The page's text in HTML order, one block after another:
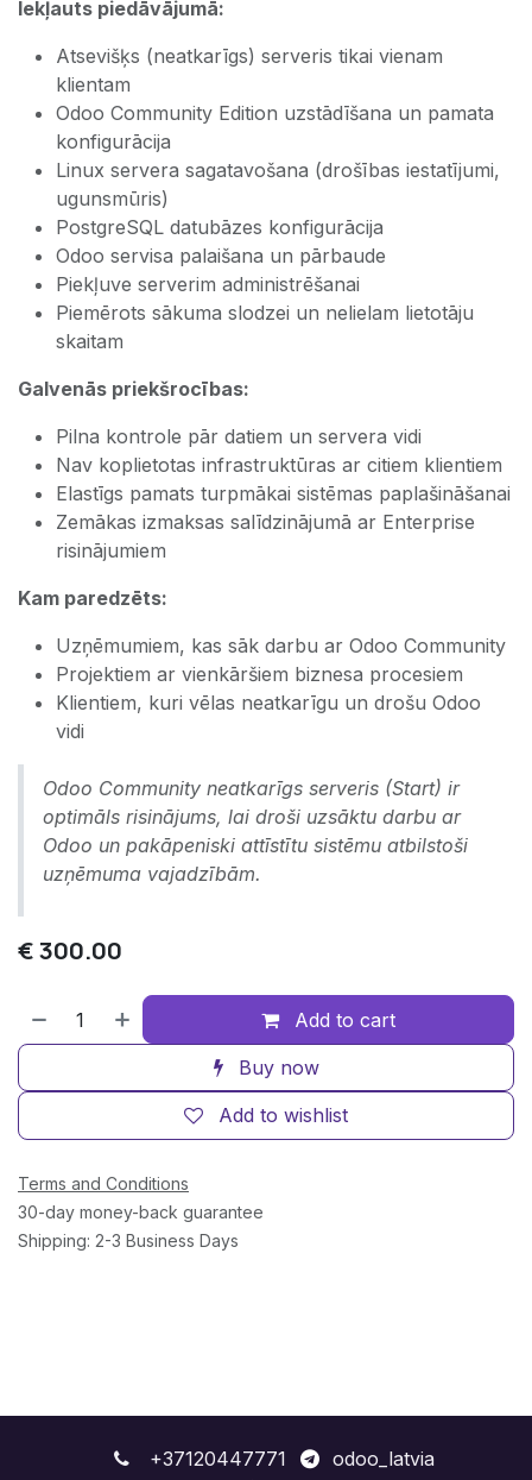
Iekļauts piedāvājumā:
Atsevišķs (neatkarīgs) serveris tikai vienam
klientam
Odoo Community Edition uzstādīšana un pamata
konfigurācija
Linux servera sagatavošana (drošības iestatījumi,
ugunsmūris)
PostgreSQL datubāzes konfigurācija
Odoo servisa palaišana un pārbaude
Piekļuve serverim administrēšanai
Piemērots sākuma slodzei un nelielam lietotāju
skaitam
Galvenās priekšrocības:
Pilna kontrole pār datiem un servera vidi
Nav koplietotas infrastruktūras ar citiem klientiem
Elastīgs pamats turpmākai sistēmas paplašināšanai
Zemākas izmaksas salīdzinājumā ar Enterprise
risinājumiem
Kam paredzēts:
Uzņēmumiem, kas sāk darbu ar Odoo Community
Projektiem ar vienkāršiem biznesa procesiem
Klientiem, kuri vēlas neatkarīgu un drošu Odoo
vidi
Odoo Community neatkarīgs serveris (Start) ir
optimāls risinājums, lai droši uzsāktu darbu ar
Odoo un pakāpeniski attīstītu sistēmu atbilstoši
uzņēmuma vajadzībām.
€300.00
Add to cart
Buy now
Add to wishlist
Terms and Conditions
30-day money-back guarantee
Shipping: 2-3 Business Days
+37120447771
odoo_latvia